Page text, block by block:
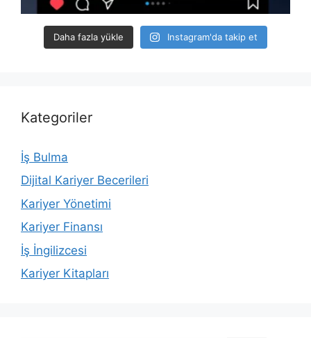
Daha fazla yükle Instagram'da takip et
Kategoriler
İş Bulma
Dijital Kariyer Becerileri
Kariyer Yönetimi
Kariyer Finansı
İş İngilizcesi
Kariyer Kitapları